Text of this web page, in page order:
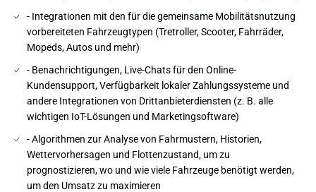
- Integrationen mit den für die gemeinsame Mobilitätsnutzung
vorbereiteten Fahrzeugtypen (Tretroller, Scooter, Fahrräder,
Mopeds, Autos und mehr)
- Benachrichtigungen, Live-Chats für den Online-
Kundensupport, Verfügbarkeit lokaler Zahlungssysteme und
andere Integrationen von Drittanbieterdiensten (z. B. alle
wichtigen IoT-Lösungen und Marketingsoftware)
- Algorithmen zur Analyse von Fahrmustern, Historien,
Wettervorhersagen und Flottenzustand, um zu
prognostizieren, wo und wie viele Fahrzeuge benötigt werden,
um den Umsatz zu maximieren